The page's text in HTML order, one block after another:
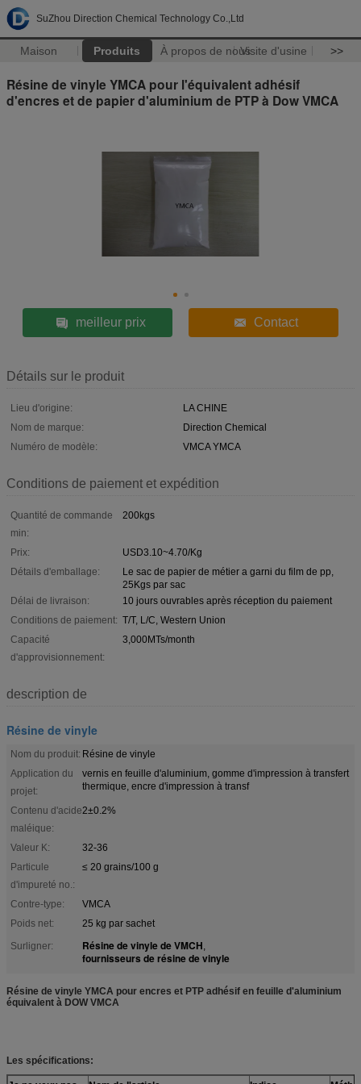
SuZhou Direction Chemical Technology Co.,Ltd
Maison Produits À propos de nousVisite d'usine >>
Résine de vinyle YMCA pour l'équivalent adhésif
d'encres et de papier d'aluminium de PTP à Dow VMCA
meilleur prix Contact
Détails sur le produit
Lieu d'origine:
LA CHINE
Nom de marque:
Direction Chemical
Numéro de modèle:
VMCA YMCA
Conditions de paiement et expédition
Quantité de commande
min:
200kgs
Prix:
USD3.10~4.70/Kg
Détails d'emballage:
Le sac de papier de métier a garni du film de pp,
25Kgs par sac
Délai de livraison:
10 jours ouvrables après réception du paiement
Conditions de paiement: T/T, L/C, Western Union
Capacité
d'approvisionnement:
3,000MTs/month
description de
Résine de vinyle
Nom du produit: Résine de vinyle
Application du
projet:
vernis en feuille d'aluminium, gomme d'impression à transfert
thermique, encre d'impression à transf
Contenu d'acide
maléique:
2±0.2%
Valeur K:
32-36
Particule
d'impureté no.:
≤ 20 grains/100 g
Contre-type:
VMCA
Poids net:
25 kg par sachet
Surligner:
Résine de vinyle de VMCH,
fournisseurs de résine de vinyle
Résine de vinyle YMCA pour encres et PTP adhésif en feuille d'aluminium
équivalent à DOW VMCA
Les spécifications: